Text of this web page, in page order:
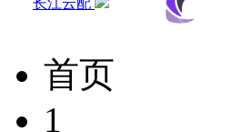
长江云配
首页
1